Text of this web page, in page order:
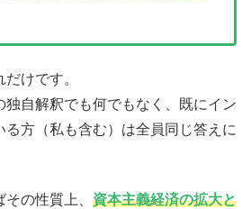
けです。
独自解釈でも何でもなく、既にイン
る方（私も含む）は全員同じ答えに
の性質上、 資本主義経済の拡大と